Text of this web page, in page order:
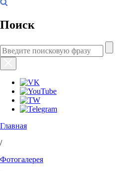
Поиск
Главная
/
Фотогалерея